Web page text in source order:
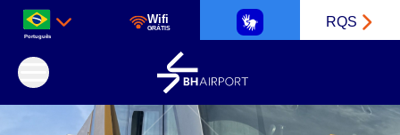
Português
Wifi
GRÁTIS RQS
Aeroporto Internacional de Belo Horizonte